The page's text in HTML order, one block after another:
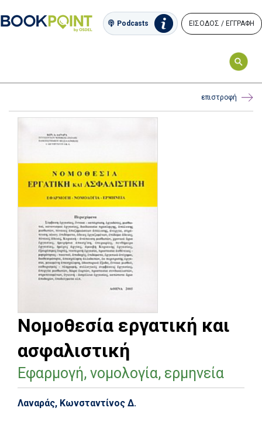
Podcasts ΕΙΣΟΔΟΣ / ΕΓΓΡΑΦΗ
επιστροφή
Νομοθεσία εργατική και
ασφαλιστική
Εφαρμογή, νομολογία, ερμηνεία
Λαναράς, Κωνσταντίνος Δ.